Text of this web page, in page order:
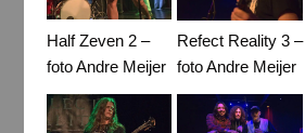
Half Zeven 2 –
foto Andre Meijer
Refect Reality 3 –
foto Andre Meijer